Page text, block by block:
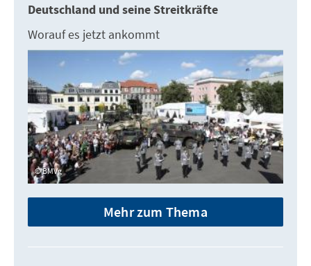
Deutschland und seine Streitkräfte
Worauf es jetzt ankommt
BMVg
Mehr zum Thema